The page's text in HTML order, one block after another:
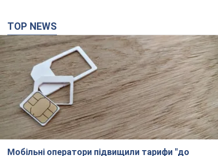
TOP NEWS
Мобільні оператори підвищили тарифи "до